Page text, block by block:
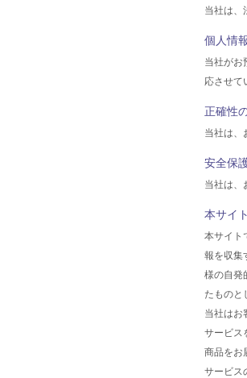
当社は、
個人情
当社がお
応させて
正確性
当社は、
安全保
当社は、
本サイ
本サイト
報を収集
様の自発
たものと
当社はお
サービス
商品をお
サービス